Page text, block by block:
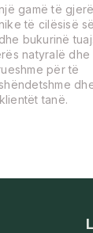
gamë të gjerë
të cilësisë së
bukurinë tuaj.
natyralë dhe
për të
tanë.